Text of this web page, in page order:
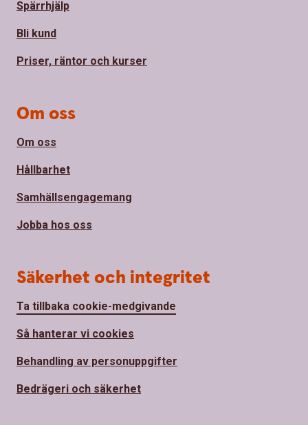
Spärrhjälp
Bli kund
Priser, räntor och kurser
Om oss
Om oss
Hållbarhet
Samhällsengagemang
Jobba hos oss
Säkerhet och integritet
Ta tillbaka cookie-medgivande
Så hanterar vi cookies
Behandling av personuppgifter
Bedrägeri och säkerhet